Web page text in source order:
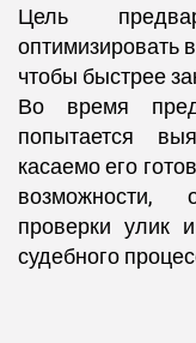
Цель
оптимизировать
чтобы быстрее
Во время
попытается
касаемо его
возможности,
проверки улик
судебного